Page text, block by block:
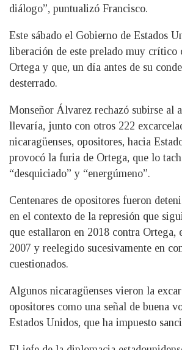
diálogo”, puntualizó Francisco.
Este sábado el Gobierno de Estados
liberación de este prelado muy crítico
Ortega y que, un día antes de su
desterrado.
Monseñor Álvarez rechazó subirse al
llevaría, junto con otros 222
nicaragüenses, opositores, hacia
provocó la furia de Ortega, que lo
“desquiciado” y “energúmeno”.
Centenares de opositores fueron
en el contexto de la represión que
que estallaron en 2018 contra Ortega,
2007 y reelegido sucesivamente en
cuestionados.
Algunos nicaragüenses vieron la
opositores como una señal de buena
Estados Unidos, que ha impuesto